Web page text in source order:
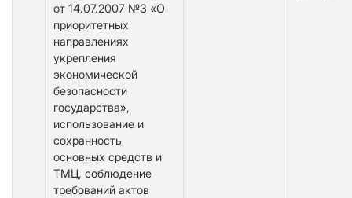
от 14.07.2007 №3 «О
приоритетных
направлениях
укрепления
экономической
безопасности
государства»,
использование и
сохранность
основных средств и
ТМЦ, соблюдение
требований актов